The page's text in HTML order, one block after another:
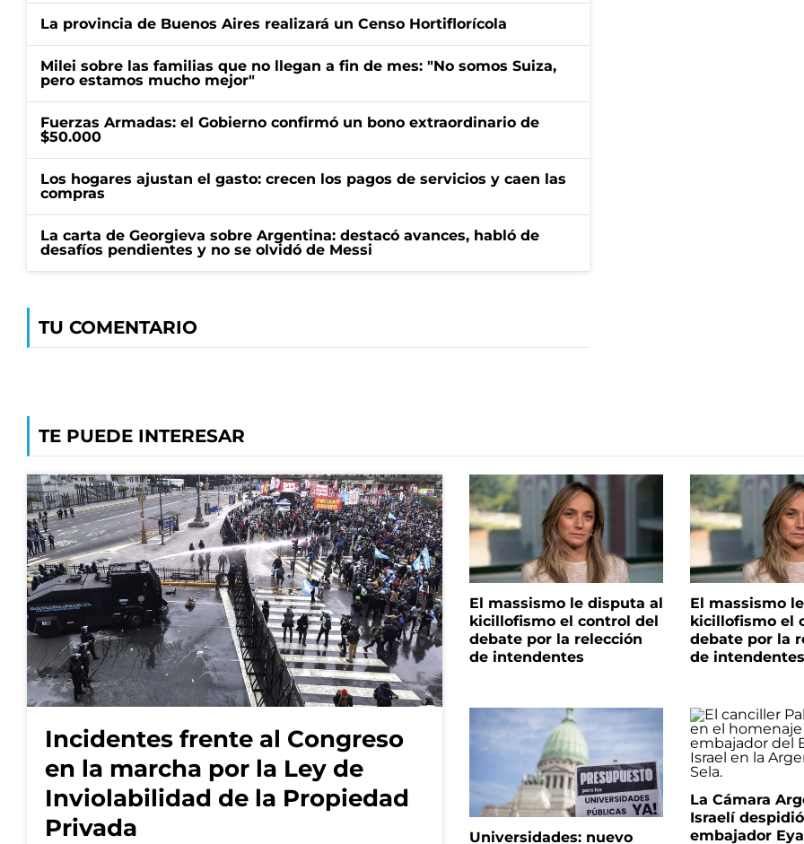
La provincia de Buenos Aires realizará un Censo Hortiflorícola
Milei sobre las familias que no llegan a fin de mes: "No somos Suiza,
pero estamos mucho mejor"
Fuerzas Armadas: el Gobierno confirmó un bono extraordinario de
$50.000
Los hogares ajustan el gasto: crecen los pagos de servicios y caen las
compras
La carta de Georgieva sobre Argentina: destacó avances, habló de
desafíos pendientes y no se olvidó de Messi
TU COMENTARIO
TE PUEDE INTERESAR
Incidentes frente al Congreso
en la marcha por la Ley de
Inviolabilidad de la Propiedad
Privada
El massismo le disputa al
kicillofismo el control del
debate por la relección
de intendentes
El massismo
kicillofismo el
debate por la
de intendentes
Universidades: nuevo
La Cámara
Israelí
embajador